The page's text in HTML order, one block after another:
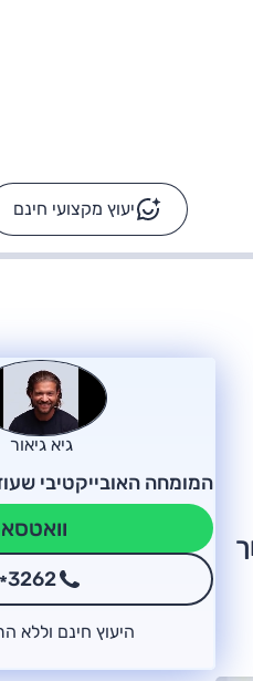
יעוץ מקצועי חינם -
על מה נוסע
כן
גיא גיאור
המומחה האובייקטיבי
*3262
היעוץ חינם וללא